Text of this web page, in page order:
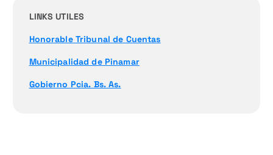
LINKS UTILES
Honorable Tribunal de Cuentas
Municipalidad de Pinamar
Gobierno Pcia. Bs. As.